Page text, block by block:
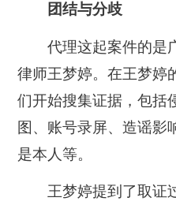
团结与分歧
代理这起案件的是
律师王梦婷。在王梦婷
们开始搜集证据，包括
图、账号录屏、造谣影
是本人等。
王梦婷提到了取证